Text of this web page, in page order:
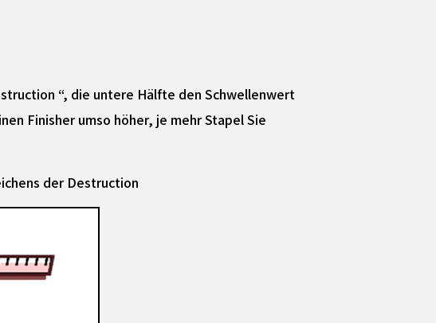
“, die untere Hälfte den Schwellenwert
Finisher umso höher, je mehr Stapel Sie
der Destruction